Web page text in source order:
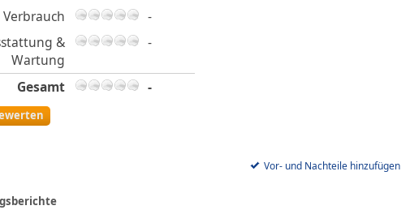
Verbrauch
-
&
Wartung
-
Gesamt -
Vor- und Nachteile hinzufügen